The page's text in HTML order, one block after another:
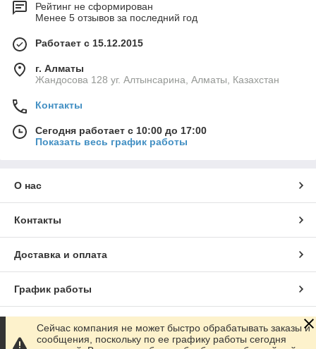
Рейтинг не сформирован
Менее 5 отзывов за последний год
Работает с 15.12.2015
г. Алматы
Жандосова 128 уг. Алтынсарина, Алматы, Казахстан
Контакты
Сегодня работает с 10:00 до 17:00
Показать весь график работы
О нас
Контакты
Доставка и оплата
График работы
Полная версия сайта
Сейчас компания не может быстро обрабатывать заказы и
сообщения, поскольку по ее графику работы сегодня